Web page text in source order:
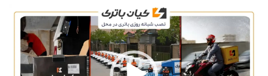
نمایشگر
ویدیو